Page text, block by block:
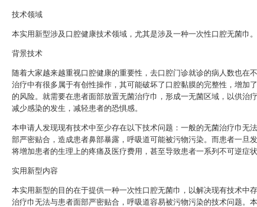
技术领域
本实用新型涉及口腔健康技术领域，尤其是涉及一种一次性口腔无菌巾。
背景技术
随着大家越来越重视口腔健康的重要性，去口腔门诊就诊的病人数也在不
治疗中有很多属于有创性操作，其可能破坏了口腔黏膜的完整性，增加
的风险。就需要在患者面部放置无菌治疗巾，形成一无菌区域，以供治
减少感染的发生，减轻患者的恐惧感。
本申请人发现现有技术中至少存在以下技术问题：一般的无菌治疗巾无
部严密贴合，造成患者鼻部暴露，呼吸道可能被污物污染。而患者一旦发
将增加患者的生理上的疼痛及医疗费用，甚至导致患者一系列不可逆症状
实用新型内容
本实用新型的目的在于提供一种一次性口腔无菌巾，以解决现有技术中
治疗巾无法与患者面部严密贴合，呼吸道容易被污物污染的技术问题。